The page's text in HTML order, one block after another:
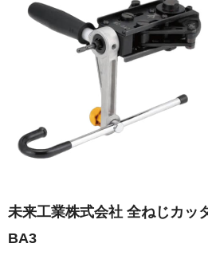
未来工業株式会社 全ねじカッ
BA3